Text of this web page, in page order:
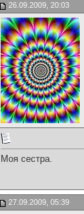
26.09.2009, 20:03
Моя сестра.
27.09.2009, 05:39